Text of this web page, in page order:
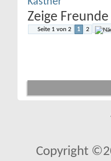
Zeige
Seite 1 von 2 1 2
Copyright